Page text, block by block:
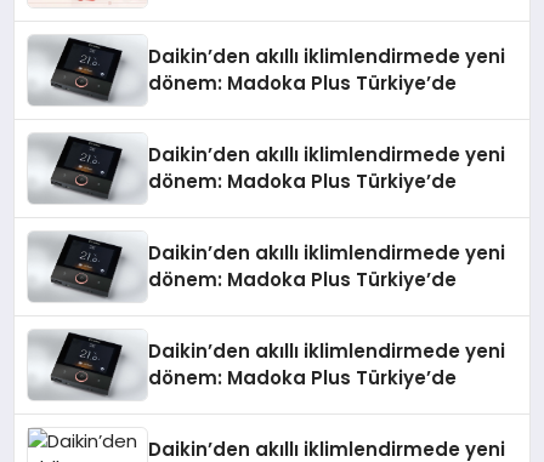
Daikin’den akıllı iklimlendirmede yeni
dönem: Madoka Plus Türkiye’de
Daikin’den akıllı iklimlendirmede yeni
dönem: Madoka Plus Türkiye’de
Daikin’den akıllı iklimlendirmede yeni
dönem: Madoka Plus Türkiye’de
Daikin’den akıllı iklimlendirmede yeni
dönem: Madoka Plus Türkiye’de
Daikin’den akıllı iklimlendirmede yeni